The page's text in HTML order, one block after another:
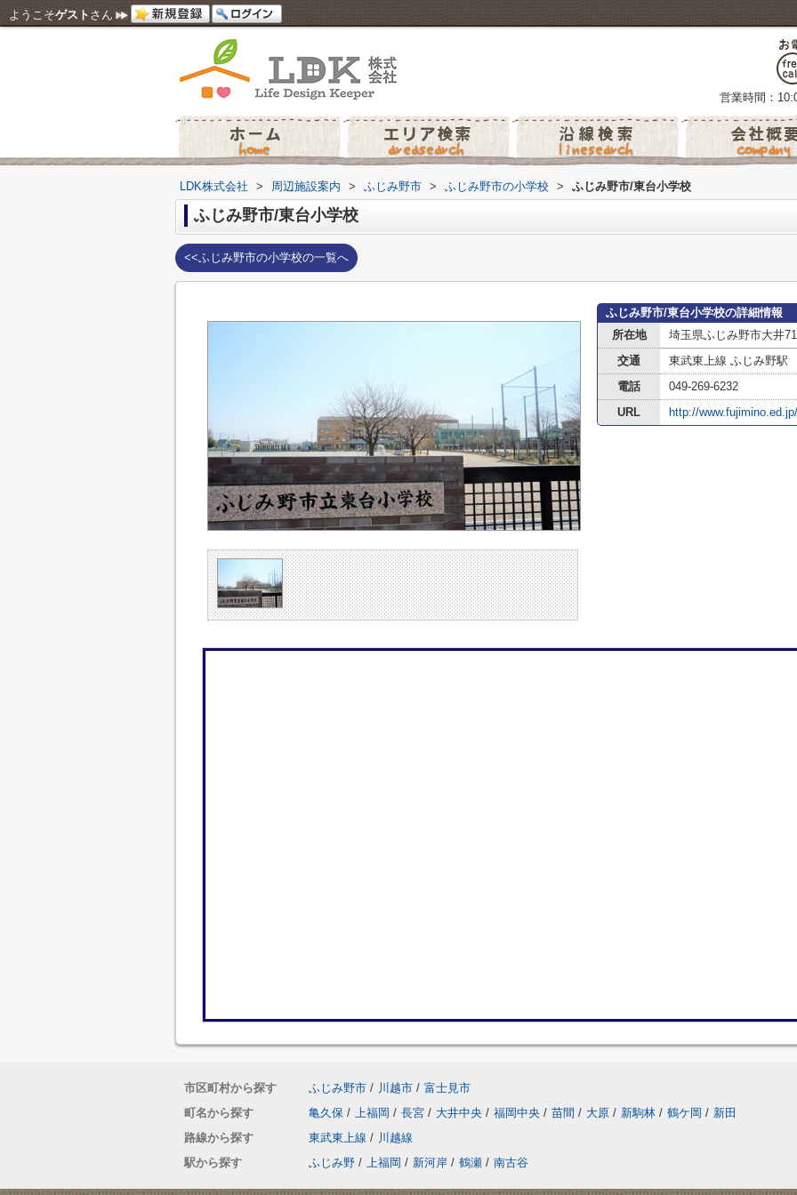
ようこそゲスト さん
営業時間：
LDK株式会社 > 周辺施設案内 > ふじみ野市 > ふじみ野市の小学校 > ふじみ野市/東台小学校
ふじみ野市/東台小学校
<<ふじみ野市の小学校の一覧へ
ふじみ野市/東台小学校の詳細情報
所在地
埼玉県ふじみ野市大井
交通
東武東上線 ふじみ野駅
電話
049-269-6232
URL
http://
市区町村から探す ふじみ野市 / 川越市 / 富士見市
町名から探す
亀久保 / 上福岡 / 長宮 / 大井中央 / 福岡中央 / 苗間 / 大原 / 新駒林 / 鶴ケ岡 / 新田
路線から探す
東武東上線 / 川越線
駅から探す
ふじみ野 / 上福岡 / 新河岸 / 鶴瀬 / 南古谷